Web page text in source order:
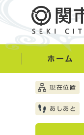
ホーム
現在位置
あしあと